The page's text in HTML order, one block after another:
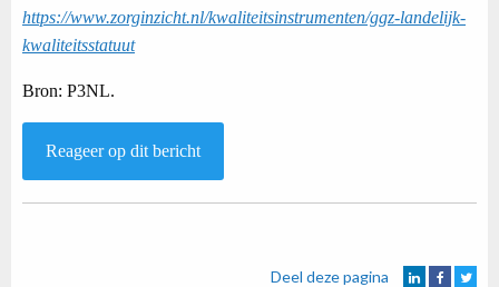
https://www.zorginzicht.nl/kwaliteitsinstrumenten/ggz-landelijk-
kwaliteitsstatuut
Bron: P3NL.
Reageer op dit bericht
Deel deze pagina